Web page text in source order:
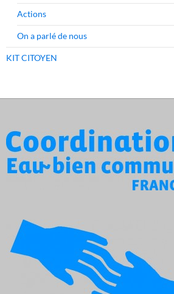
Actions
On a parlé de nous
KIT CITOYEN